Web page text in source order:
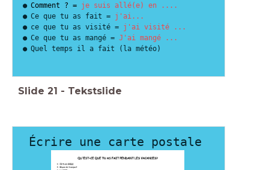
Comment ? = je suis allé(e) en ....
Ce que tu as fait = j'ai...
ce que tu as visité = j'ai visité ...
Ce que tu as mangé =J'ai mangé ...
Quel temps il a fait (la météo)
Slide 21 - Tekstslide
Écrire une carte postale